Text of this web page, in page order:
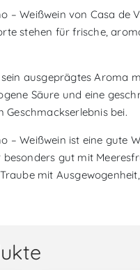
– Weißwein von Casa de
stehen für frische,
ausgeprägtes Aroma
Säure und eine
Geschmackserlebnis bei.
– Weißwein ist eine gute
gut mit
mit